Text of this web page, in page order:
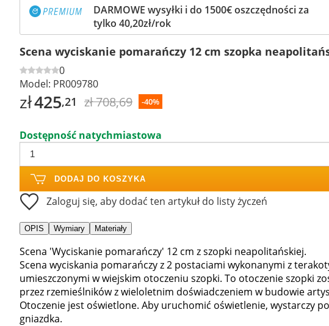
DARMOWE wysyłki i do 1500€ oszczędności za
tylko 40,20zł/rok
Scena wyciskanie pomarańczy 12 cm szopka
0
Model: PR009780
zł425,21 zł 708,69 -40%
Dostępność natychmiastowa
DODAJ DO KOSZYKA
Zaloguj się, aby dodać ten artykuł do listy życzeń
OPIS Wymiary Materiały
Scena 'Wyciskanie pomarańczy' 12 cm z szopki neapolitańskiej.
Scena wyciskania pomarańczy z 2 postaciami wykonanymi z
umieszczonymi w wiejskim otoczeniu szopki. To otoczenie szopki
przez rzemieślników z wieloletnim doświadczeniem w budowie
Otoczenie jest oświetlone. Aby uruchomić oświetlenie, wystarczy
gniazdka.